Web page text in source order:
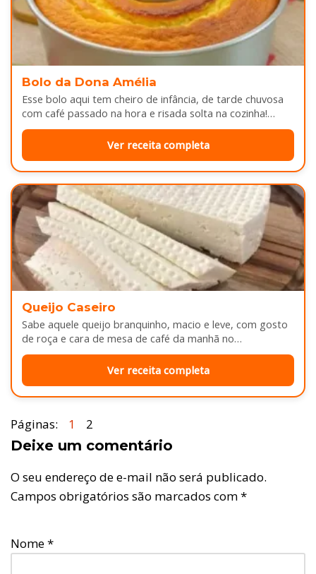
Bolo da Dona Amélia
Esse bolo aqui tem cheiro de infância, de tarde chuvosa
com café passado na hora e risada solta na cozinha!…
Ver receita completa
Queijo Caseiro
Sabe aquele queijo branquinho, macio e leve, com gosto
de roça e cara de mesa de café da manhã no…
Ver receita completa
Páginas: 1 2
Deixe um comentário
O seu endereço de e-mail não será publicado.
Campos obrigatórios são marcados com*
Nome*